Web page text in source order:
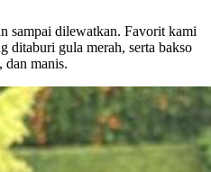
sampai dilewatkan. Favorit kami
ditaburi gula merah, serta bakso
dan manis.